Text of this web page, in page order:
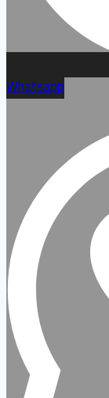
Whatsapp